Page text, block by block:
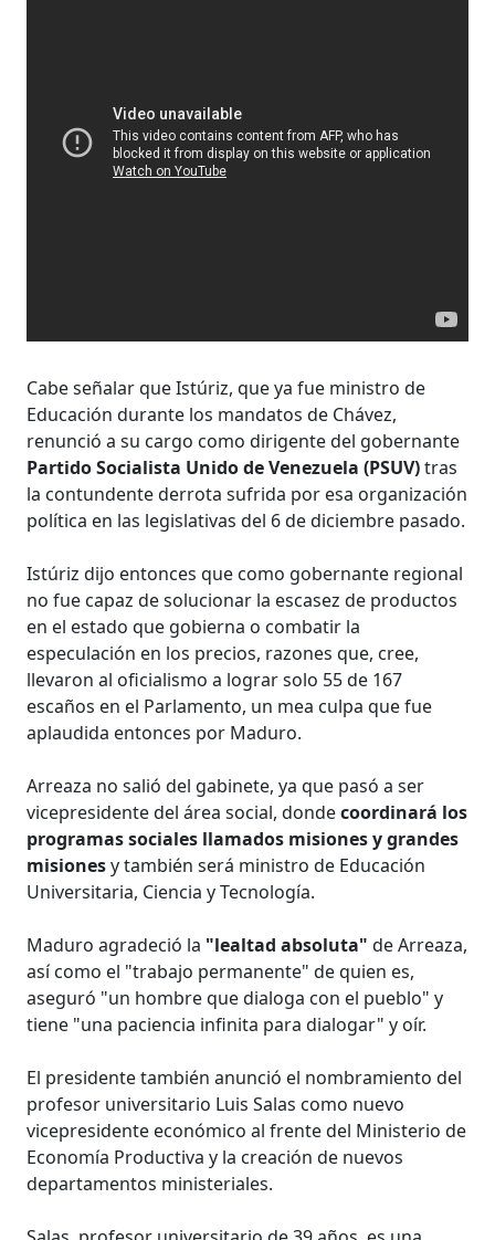
Cabe señalar que Istúriz, que ya fue ministro de
Educación durante los mandatos de Chávez,
renunció a su cargo como dirigente del gobernante
Partido Socialista Unido de Venezuela (PSUV)tras
la contundente derrota sufrida por esa organización
política en las legislativas del 6 de diciembre pasado.
Istúriz dijo entonces que como gobernante regional
no fue capaz de solucionar la escasez de productos
en el estado que gobierna o combatir la
especulación en los precios, razones que, cree,
llevaron al oficialismo a lograr solo 55 de 167
escaños en el Parlamento, un mea culpa que fue
aplaudida entonces por Maduro.
Arreaza no salió del gabinete, ya que pasó a ser
vicepresidente del área social, dondecoordinará los
programas sociales llamados misiones y grandes
misionesy también será ministro de Educación
Universitaria, Ciencia y Tecnología.
Maduro agradeció la "lealtad absoluta" de Arreaza,
así como el "trabajo permanente" de quien es,
aseguró "un hombre que dialoga con el pueblo" y
tiene "una paciencia infinita para dialogar" y oír.
El presidente también anunció el nombramiento del
profesor universitario Luis Salas como nuevo
vicepresidente económico al frente del Ministerio de
Economía Productiva y la creación de nuevos
departamentos ministeriales.